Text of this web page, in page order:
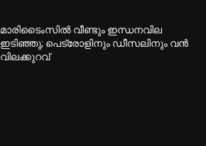
മാരിടൈംസിൽ വീണ്ടും ഇന്ധനവില
ഇടിഞ്ഞു; പെട്രോളിനും ഡീസലിനും വൻ
വിലക്കുറവ്